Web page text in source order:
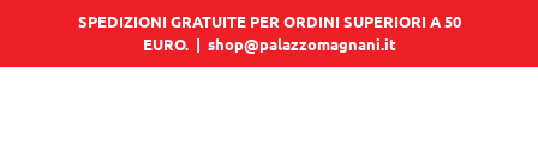
SPEDIZIONI GRATUITE PER ORDINI SUPERIORI A 50
EURO. | shop@palazzomagnani.it